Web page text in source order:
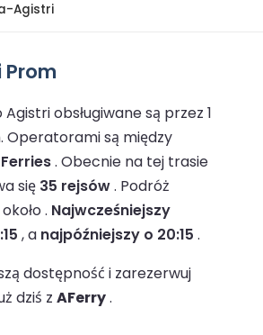
Agistri
Prom
obsługiwane są przez 1
Operatorami są między
. Obecnie na tej trasie
się 35 rejsów. Podróż
. Najwcześniejszy
, a najpóźniejszy o 20:15 .
dostępność i zarezerwuj
dziś z AFerry.